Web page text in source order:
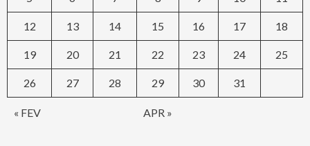
« FEV APR »
12 13 14 15 16 17 18
19 20 21 22 23 24 25
26 27 28 29 30 31